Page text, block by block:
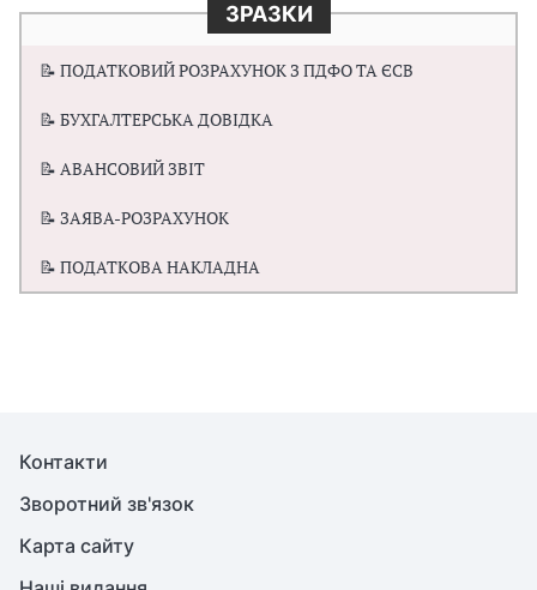
ЗРАЗКИ
📝 ПОДАТКОВИЙ РОЗРАХУНОК З ПДФО ТА ЄСВ
📝 БУХГАЛТЕРСЬКА ДОВІДКА
📝 АВАНСОВИЙ ЗВІТ
📝 ЗАЯВА-РОЗРАХУНОК
📝 ПОДАТКОВА НАКЛАДНА
Контакти
Зворотний зв'язок
Карта сайту